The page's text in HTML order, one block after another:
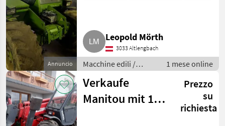
Annuncio
Leopold Mörth
3033 Altlengbach
Macchine edili /
Caricatori telescopici
1 mese online
Verkaufe
Manitou mit 12,5
Prezzo
su
richiesta